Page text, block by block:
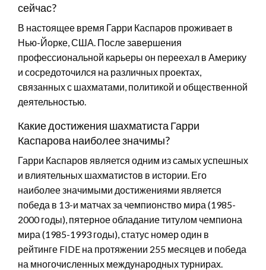
сейчас?
В настоящее время Гарри Каспаров проживает в
Нью-Йорке, США. После завершения
профессиональной карьеры он переехал в Америку
и сосредоточился на различных проектах,
связанных с шахматами, политикой и общественной
деятельностью.
Какие достижения шахматиста Гарри
Каспарова наиболее значимы?
Гарри Каспаров является одним из самых успешных
и влиятельных шахматистов в истории. Его
наиболее значимыми достижениями является
победа в 13-и матчах за чемпионство мира (1985-
2000 годы), пятерное обладание титулом чемпиона
мира (1985-1993 годы), статус номер один в
рейтинге FIDE на протяжении 255 месяцев и победа
на многочисленных международных турнирах.